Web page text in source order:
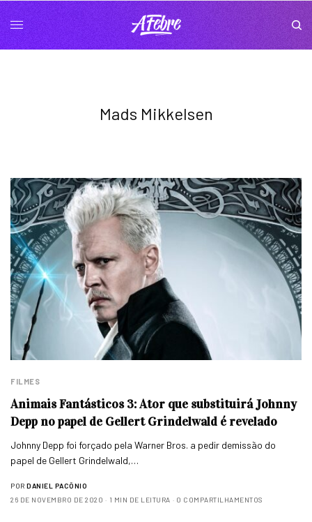
Mads Mikkelsen
FILMES
Animais Fantásticos 3: Ator que substituirá Johnny
Depp no papel de Gellert Grindelwald é revelado
Johnny Depp foi forçado pela Warner Bros. a pedir demissão do
papel de Gellert Grindelwald,…
POR DANIEL PACÔNIO
26 DE NOVEMBRO DE 2020
1 MIN DE LEITURA 0 COMPARTILHAMENTOS